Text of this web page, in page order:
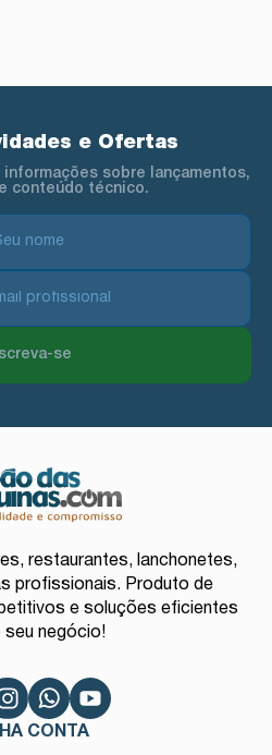
e Ofertas
sobre lançamentos,
conteúdo técnico.
se
restaurantes, lanchonetes,
profissionais. Produto de
e soluções eficientes
seu negócio!
CONTA